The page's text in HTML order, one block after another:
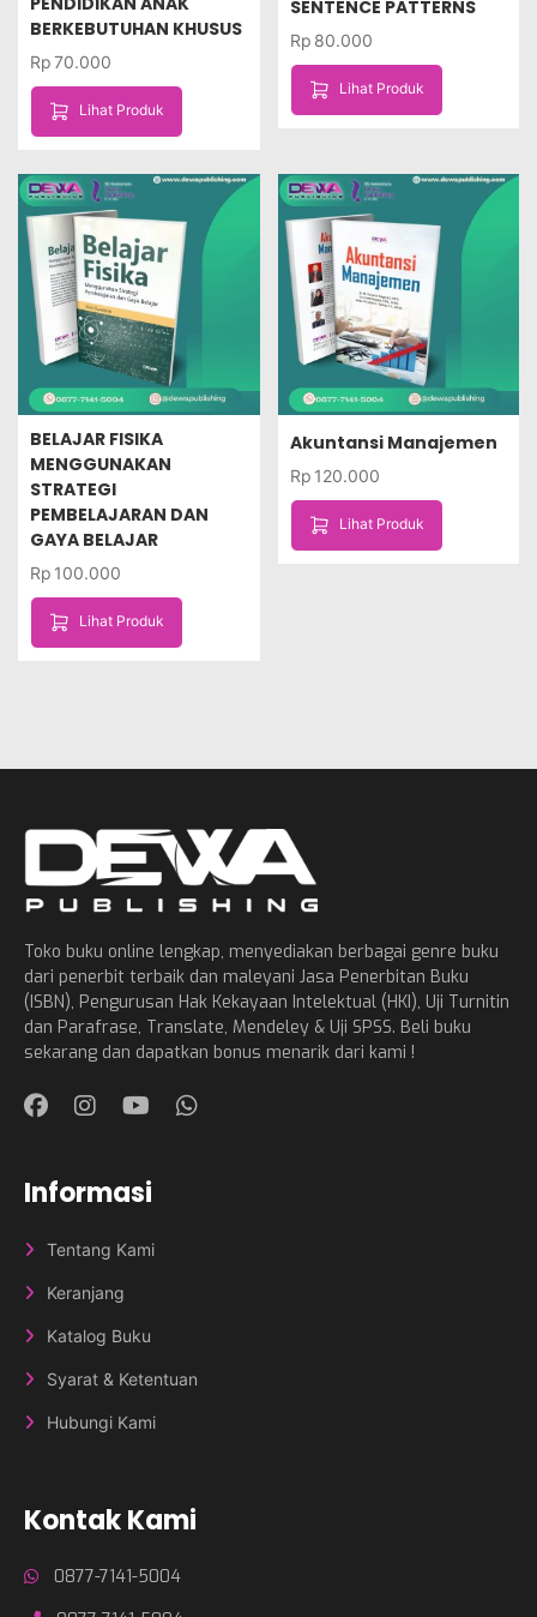
BERKEBUTUHAN KHUSUS
Rp70.000
Lihat Produk
SENTENCE PATTERNS
Rp 80.000
Lihat Produk
BELAJAR FISIKA
MENGGUNAKAN
STRATEGI
PEMBELAJARAN DAN
GAYA BELAJAR
Rp 100.000
Lihat Produk
Akuntansi Manajemen
Rp 120.000
Lihat Produk
Toko buku online lengkap, menyediakan berbagai genre buku
dari penerbit terbaik dan maleyani Jasa Penerbitan Buku
(ISBN), Pengurusan Hak Kekayaan Intelektual (HKI), Uji Turnitin
dan Parafrase, Translate, Mendeley & Uji SPSS. Beli buku
sekarang dan dapatkan bonus menarik dari kami !
Informasi
Tentang Kami
Keranjang
Katalog Buku
Syarat & Ketentuan
Hubungi Kami
Kontak Kami
0877-7141-5004